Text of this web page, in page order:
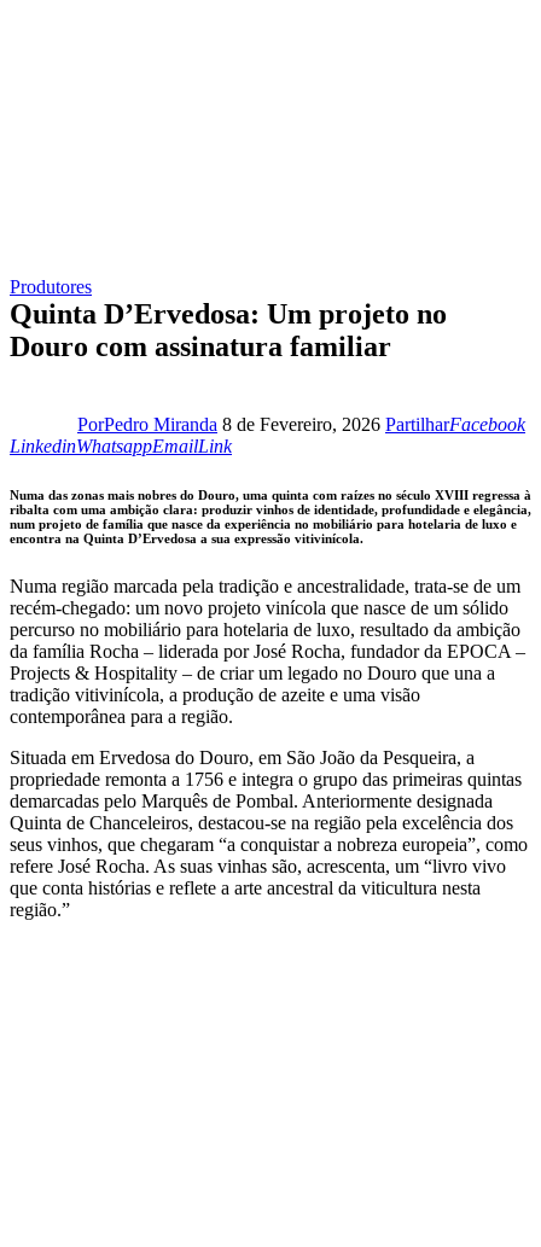
Produtores
Quinta D’Ervedosa: Um projeto no
Douro com assinatura familiar
PorPedro Miranda 8 de Fevereiro, 2026 PartilharFacebook
LinkedinWhatsapp
WhatsappEmail
EmailCopy
to
clipboard
Link
Numa das zonas mais nobres do Douro, uma quinta com raízes no século XVIII regressa à
ribalta com uma ambição clara: produzir vinhos de identidade, profundidade e elegância,
num projeto de família que nasce da experiência no mobiliário para hotelaria de luxo e
encontra na Quinta D’Ervedosa a sua expressão vitivinícola.
Numa região marcada pela tradição e ancestralidade, trata-se de um
recém-chegado: um novo projeto vinícola que nasce de um sólido
percurso no mobiliário para hotelaria de luxo, resultado da ambição
da família Rocha – liderada por José Rocha, fundador da EPOCA –
Projects & Hospitality – de criar um legado no Douro que una a
tradição vitivinícola, a produção de azeite e uma visão
contemporânea para a região.
Situada em Ervedosa do Douro, em São João da Pesqueira, a
propriedade remonta a 1756 e integra o grupo das primeiras quintas
demarcadas pelo Marquês de Pombal. Anteriormente designada
Quinta de Chanceleiros, destacou-se na região pela excelência dos
seus vinhos, que chegaram “a conquistar a nobreza europeia”, como
refere José Rocha. As suas vinhas são, acrescenta, um “livro vivo
que conta histórias e reflete a arte ancestral da viticultura nesta
região.”